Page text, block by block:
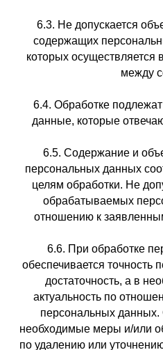
6.3. Не допускается
содержащих
которых осуществляется
между
6.4. Обработке
данные, которые
6.5. Содержание и
персональных данных
целям обработки. Не
обрабатываемых
отношению к
6.6. При обработке
обеспечивается точность
достаточность, а в
актуальность по
персональных
необходимые меры и/или
по удалению или